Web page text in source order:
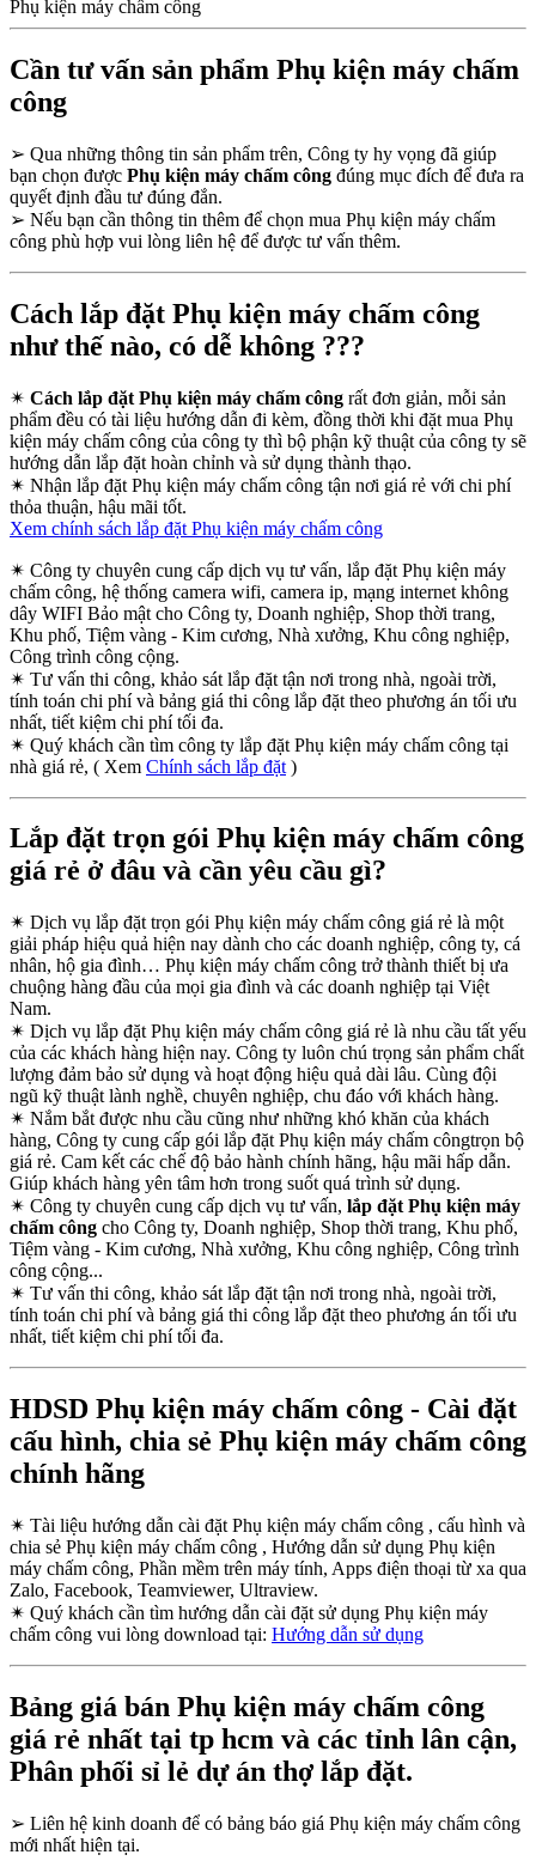
Phụ kiện máy chấm công
Cần tư vấn sản phẩm Phụ kiện máy chấm
công
➢ Qua những thông tin sản phẩm trên, Công ty hy vọng đã giúp
bạn chọn được Phụ kiện máy chấm công đúng mục đích để đưa ra
quyết định đầu tư đúng đắn.
➢ Nếu bạn cần thông tin thêm để chọn mua Phụ kiện máy chấm
công phù hợp vui lòng liên hệ để được tư vấn thêm.
Cách lắp đặt Phụ kiện máy chấm công
như thế nào, có dễ không ???
✴ Cách lắp đặt Phụ kiện máy chấm công rất đơn giản, mỗi sản
phẩm đều có tài liệu hướng dẫn đi kèm, đồng thời khi đặt mua Phụ
kiện máy chấm công của công ty thì bộ phận kỹ thuật của công ty sẽ
hướng dẫn lắp đặt hoàn chỉnh và sử dụng thành thạo.
✴ Nhận lắp đặt Phụ kiện máy chấm công tận nơi giá rẻ với chi phí
thỏa thuận, hậu mãi tốt.
Xem chính sách lắp đặt Phụ kiện máy chấm công
✴ Công ty chuyên cung cấp dịch vụ tư vấn, lắp đặt Phụ kiện máy
chấm công, hệ thống camera wifi, camera ip, mạng internet không
dây WIFI Bảo mật cho Công ty, Doanh nghiệp, Shop thời trang,
Khu phố, Tiệm vàng - Kim cương, Nhà xưởng, Khu công nghiệp,
Công trình công cộng.
✴ Tư vấn thi công, khảo sát lắp đặt tận nơi trong nhà, ngoài trời,
tính toán chi phí và bảng giá thi công lắp đặt theo phương án tối ưu
nhất, tiết kiệm chi phí tối đa.
✴ Quý khách cần tìm công ty lắp đặt Phụ kiện máy chấm công tại
nhà giá rẻ, ( Xem Chính sách lắp đặt )
Lắp đặt trọn gói Phụ kiện máy chấm công
giá rẻ ở đâu và cần yêu cầu gì?
✴ Dịch vụ lắp đặt trọn gói Phụ kiện máy chấm công giá rẻ là một
giải pháp hiệu quả hiện nay dành cho các doanh nghiệp, công ty, cá
nhân, hộ gia đình… Phụ kiện máy chấm công trở thành thiết bị ưa
chuộng hàng đầu của mọi gia đình và các doanh nghiệp tại Việt
Nam.
✴ Dịch vụ lắp đặt Phụ kiện máy chấm công giá rẻ là nhu cầu tất yếu
của các khách hàng hiện nay. Công ty luôn chú trọng sản phẩm chất
lượng đảm bảo sử dụng và hoạt động hiệu quả dài lâu. Cùng đội
ngũ kỹ thuật lành nghề, chuyên nghiệp, chu đáo với khách hàng.
✴ Nắm bắt được nhu cầu cũng như những khó khăn của khách
hàng, Công ty cung cấp gói lắp đặt Phụ kiện máy chấm côngtrọn bộ
giá rẻ. Cam kết các chế độ bảo hành chính hãng, hậu mãi hấp dẫn.
Giúp khách hàng yên tâm hơn trong suốt quá trình sử dụng.
✴ Công ty chuyên cung cấp dịch vụ tư vấn, lắp đặt Phụ kiện máy
chấm công cho Công ty, Doanh nghiệp, Shop thời trang, Khu phố,
Tiệm vàng - Kim cương, Nhà xưởng, Khu công nghiệp, Công trình
công cộng...
✴ Tư vấn thi công, khảo sát lắp đặt tận nơi trong nhà, ngoài trời,
tính toán chi phí và bảng giá thi công lắp đặt theo phương án tối ưu
nhất, tiết kiệm chi phí tối đa.
HDSD Phụ kiện máy chấm công - Cài đặt
cấu hình, chia sẻ Phụ kiện máy chấm công
chính hãng
✴ Tài liệu hướng dẫn cài đặt Phụ kiện máy chấm công , cấu hình và
chia sẻ Phụ kiện máy chấm công , Hướng dẫn sử dụng Phụ kiện
máy chấm công, Phần mềm trên máy tính, Apps điện thoại từ xa qua
Zalo, Facebook, Teamviewer, Ultraview.
✴ Quý khách cần tìm hướng dẫn cài đặt sử dụng Phụ kiện máy
chấm công vui lòng download tại: Hướng dẫn sử dụng
Bảng giá bán Phụ kiện máy chấm công
giá rẻ nhất tại tp hcm và các tỉnh lân cận,
Phân phối sỉ lẻ dự án thợ lắp đặt.
➢ Liên hệ kinh doanh để có bảng báo giá Phụ kiện máy chấm công
mới nhất hiện tại.